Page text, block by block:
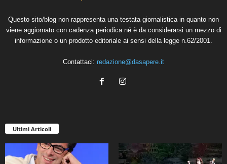
Questo sito/blog non rappresenta una testata giornalistica in quanto non
viene aggiornato con cadenza periodica né è da considerarsi un mezzo di
informazione o un prodotto editoriale ai sensi della legge n.62/2001.
Contattaci: redazione@dasapere.it
Ultimi Articoli